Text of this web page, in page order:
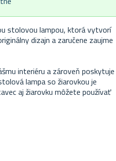
stolovou lampou, ktorá vytvorí
dizajn a zaručene zaujme
interiéru a zároveň poskytuje
lampa so žiarovkou je
aj žiarovku môžete používať